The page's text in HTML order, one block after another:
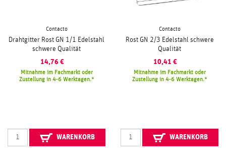
Contacto
Drahtgitter Rost GN 1/1 Edelstahl
schwere Qualität
14,76 €
Mitnahme im Fachmarkt oder
Zustellung in 4-6 Werktagen.
WARENKORB
Contacto
Rost GN 2/3 Edelstahl schwere
Qualität
10,41 €
Mitnahme im Fachmarkt oder
Zustellung in 4-6 Werktagen.
WARENKORB